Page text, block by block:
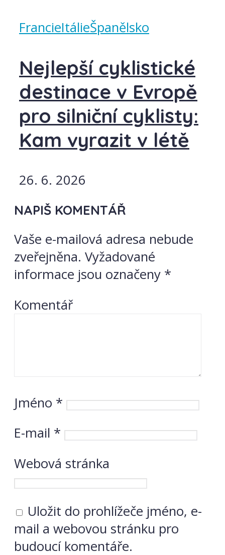
FrancieItálieŠpanělsko
Nejlepší cyklistické
destinace v Evropě
pro silniční cyklisty:
Kam vyrazit v létě
26. 6. 2026
NAPIŠ KOMENTÁŘ
Vaše e-mailová adresa nebude
zveřejněna. Vyžadované
informace jsou označeny *
Komentář
Jméno *
E-mail *
Webová stránka
Uložit do prohlížeče jméno, e-
mail a webovou stránku pro
budoucí komentáře.